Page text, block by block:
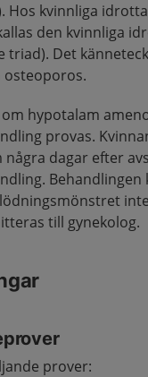
Hos kvinnliga
den kvinnliga
triad). Det
hypotalam
provas.
dagar efter
Behandlingen
till gynekolog.
prover: